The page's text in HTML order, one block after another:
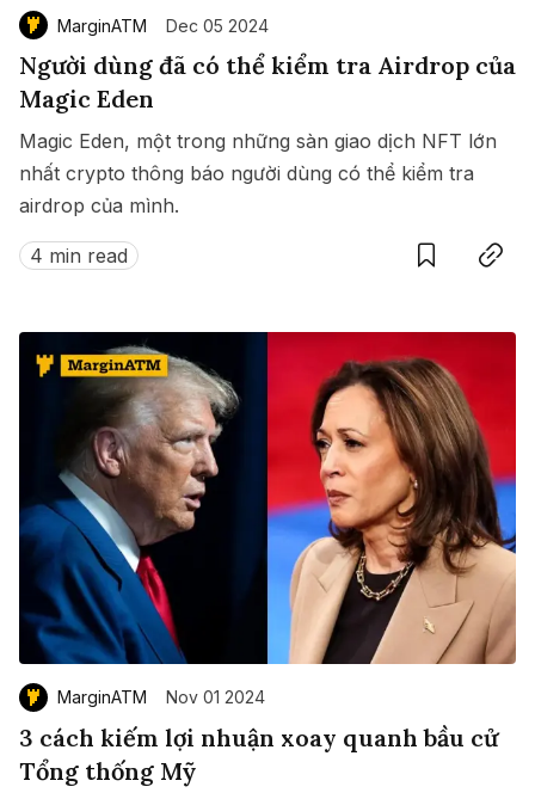
MarginATM Dec 05 2024
Người dùng đã có thể kiểm tra Airdrop của
Magic Eden
Magic Eden, một trong những sàn giao dịch NFT lớn
nhất crypto thông báo người dùng có thể kiểm tra
airdrop của mình.
4 min read
MarginATM Nov 01 2024
3 cách kiếm lợi nhuận xoay quanh bầu cử
Tổng thống Mỹ